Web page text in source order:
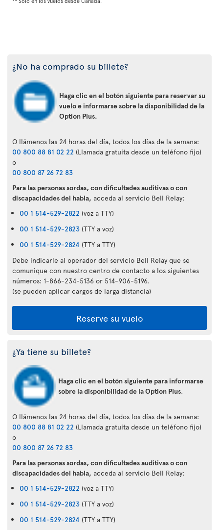
¿No ha comprado su billete?
Haga clic en el botón siguiente para reservar su
vuelo e informarse sobre la disponibilidad de la
Option Plus.
O llámenos las 24 horas del día, todos los días de la semana:
00 800 88 81 02 22 (Llamada gratuita desde un teléfono fijo)
o
00 800 87 26 72 83
Para las personas sordas, con dificultades auditivas o con
discapacidades del habla, acceda al servicio Bell Relay:
00 1 514-529-2822 (voz a TTY)
00 1 514-529-2823 (TTY a voz)
00 1 514-529-2824 (TTY a TTY)
Debe indicarle al operador del servicio Bell Relay que se
comunique con nuestro centro de contacto a los siguientes
números: 1-866-234-5136 or 514-906-5196.
(se pueden aplicar cargos de larga distancia)
Reserve su vuelo
¿Ya tiene su billete?
Haga clic en el botón siguiente para informarse
sobre la disponibilidad de la Option Plus.
O llámenos las 24 horas del día, todos los días de la semana:
00 800 88 81 02 22 (Llamada gratuita desde un teléfono fijo)
o
00 800 87 26 72 83
Para las personas sordas, con dificultades auditivas o con
discapacidades del habla, acceda al servicio Bell Relay:
00 1 514-529-2822 (voz a TTY)
00 1 514-529-2823 (TTY a voz)
00 1 514-529-2824 (TTY a TTY)